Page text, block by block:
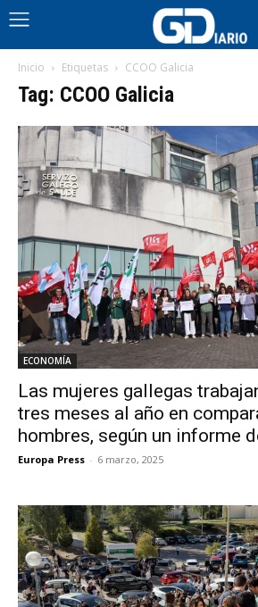
Inicio Etiquetas CCOO Galicia
Tag: CCOO Galicia
ECONOMÍA
Las mujeres gallegas
tres meses al año en
hombres, según un informe
Europa Press - 6 marzo, 2025